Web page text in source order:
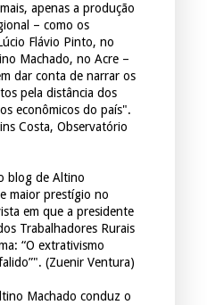
apenas a produção
– como os
Flávio Pinto, no
Machado, no Acre –
dar conta de narrar os
pela distância dos
econômicos do país".
Costa, Observatório
blog de Altino
maior prestígio no
em que a presidente
Trabalhadores Rurais
“O extrativismo
(Zuenir Ventura)
Machado conduz o